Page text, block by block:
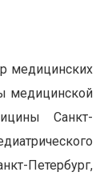
медицинских
медицинской
Санкт-
Петербург,